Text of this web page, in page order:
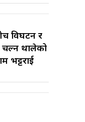
विघटन र
चल्न थालेको
भट्टराई